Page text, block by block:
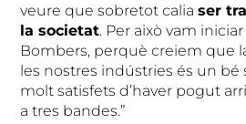
veure que sobretot caliaser
la societat. Per això vam
Bombers, perquè creiem que
les nostres indústries és un bé
molt satisfets d’haver pogut
a tres bandes.”